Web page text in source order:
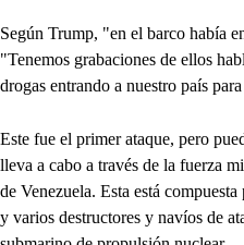
Según Trump, "en el barco había
"Tenemos grabaciones de ellos
drogas entrando a nuestro país
Este fue el primer ataque, pero
lleva a cabo a través de la fuerza
de Venezuela. Esta está
y varios destructores y navíos de